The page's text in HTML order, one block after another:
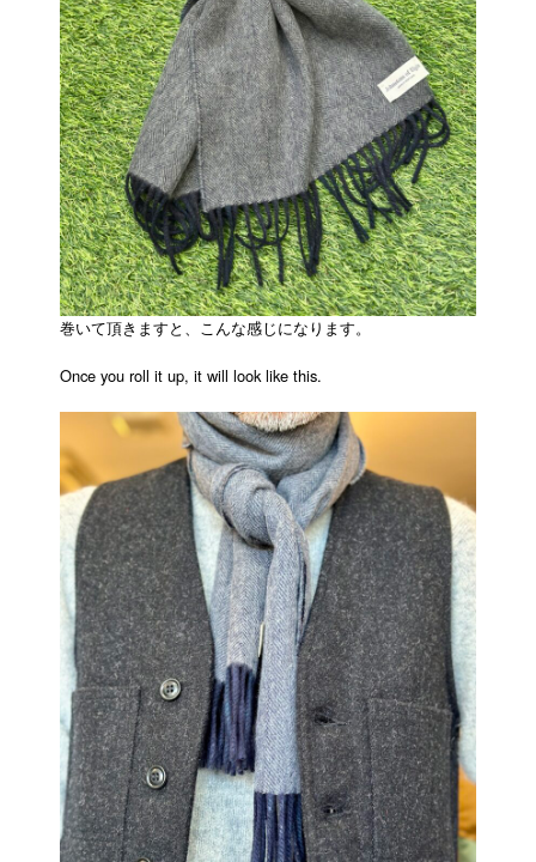
巻いて頂きますと、こんな感じになります。
Once you roll it up, it will look like this.